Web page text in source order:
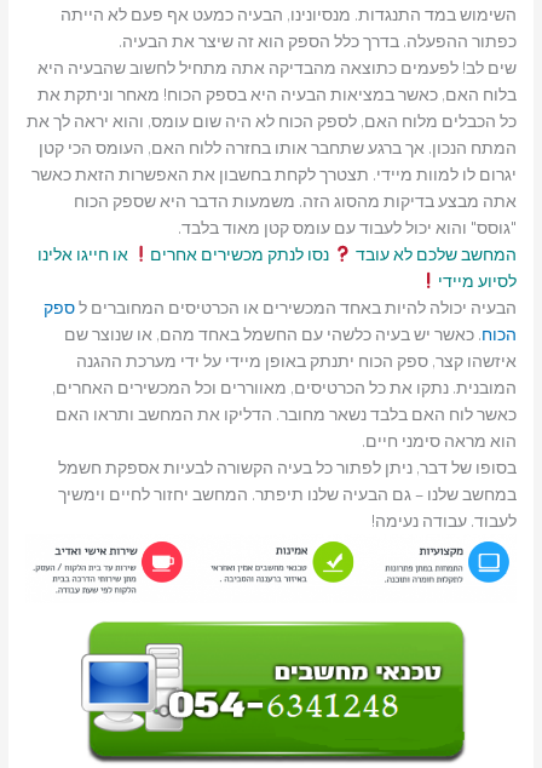
השימוש במד התנגדות. מנסיונינו, הבעיה כמעט אף פעם לא הייתה
כפתור ההפעלה. בדרך כלל הספק הוא זה שיצר את הבעיה.
שים לב! לפעמים כתוצאה מהבדיקה אתה מתחיל לחשוב שהבעיה היא
בלוח האם, כאשר במציאות הבעיה היא בספק הכוח! מאחר וניתקת את
כל הכבלים מלוח האם, לספק הכוח לא היה שום עומס, והוא יראה לך את
המתח הנכון. אך ברגע שתחבר אותו בחזרה ללוח האם, העומס הכי קטן
יגרום לו למוות מיידי. תצטרך לקחת בחשבון את האפשרות הזאת כאשר
אתה מבצע בדיקות מהסוג הזה. משמעות הדבר היא שספק הכוח
"גוסס" והוא יכול לעבוד עם עומס קטן מאוד בלבד.
המחשב שלכם לא עובד
נסו לנתק מכשירים אחרים
או חייגו אלינו
לסיוע מיידי
הבעיה יכולה להיות באחד המכשירים או הכרטיסים המחוברים לספק
הכוח. כאשר יש בעיה כלשהי עם החשמל באחד מהם, או שנוצר שם
איזשהו קצר, ספק הכוח יתנתק באופן מיידי על ידי מערכת ההגנה
המובנית. נתקו את כל הכרטיסים, מאווררים וכל המכשירים האחרים,
כאשר לוח האם בלבד נשאר מחובר. הדליקו את המחשב ותראו האם
הוא מראה סימני חיים.
בסופו של דבר, ניתן לפתור כל בעיה הקשורה לבעיות אספקת חשמל
במחשב שלנו – גם הבעיה שלנו תיפתר. המחשב יחזור לחיים וימשיך
לעבוד. עבודה נעימה!